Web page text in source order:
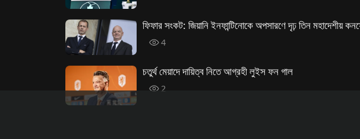
ফিফার সংকট: জিয়ানি ইনফান্টিনোকে অপসারণে দৃঢ় তিন মহাদেশীয়
4
চতুর্থ মেয়াদে দায়িত্ব নিতে আগ্রহী লুইস ফন গাল
2